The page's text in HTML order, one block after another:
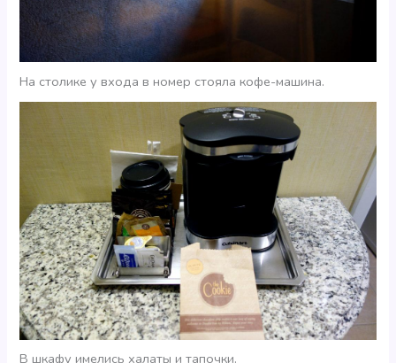
На столике у входа в номер стояла кофе-машина.
В шкафу имелись халаты и тапочки.